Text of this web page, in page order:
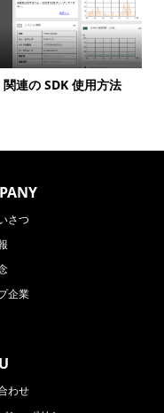
関連の SDK 使用方法
さつ
企業
わせ